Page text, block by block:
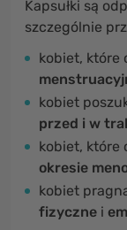
Kapsułki są
szczególnie
kobiet, które
kobiet
przed i w
kobiet, które
okresie
kobiet
fizyczne i